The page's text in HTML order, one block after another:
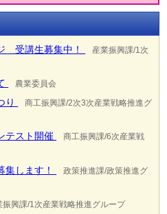
受講生募集中！ 産業振興課/1次
農業委員会
り 商工振興課/2次3次産業戦略推進グ
テスト開催
商工振興課/6次産業戦
集します！
政策推進課/政策推進グ
振興課/1次産業戦略推進グループ